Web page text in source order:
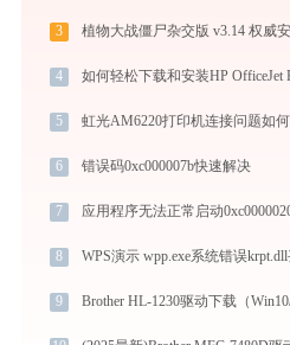
3
4
5 虹光AM6220打印机连接问题如
6 错误码0xc000007b快速解决
7 应用程序无法正常启动
8 WPS演示 wpp.exe系统错误
9 Brother HL-1230驱动下载（